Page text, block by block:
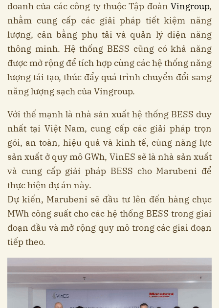
doanh của các công ty thuộc Tập đoàn Vingroup,
nhằm cung cấp các giải pháp tiết kiệm năng
lượng, cân bằng phụ tải và quản lý điện năng
thông minh. Hệ thống BESS cũng có khả năng
được mở rộng để tích hợp cùng các hệ thống năng
lượng tái tạo, thúc đẩy quá trình chuyển đổi sang
năng lượng sạch của Vingroup.
Với thế mạnh là nhà sản xuất hệ thống BESS duy
nhất tại Việt Nam, cung cấp các giải pháp trọn
gói, an toàn, hiệu quả và kinh tế, cùng năng lực
sản xuất ở quy mô GWh, VinES sẽ là nhà sản xuất
và cung cấp giải pháp BESS cho Marubeni để
thực hiện dự án này.
Dự kiến, Marubeni sẽ đầu tư lên đến hàng chục
MWh công suất cho các hệ thống BESS trong giai
đoạn đầu và mở rộng quy mô trong các giai đoạn
tiếp theo.